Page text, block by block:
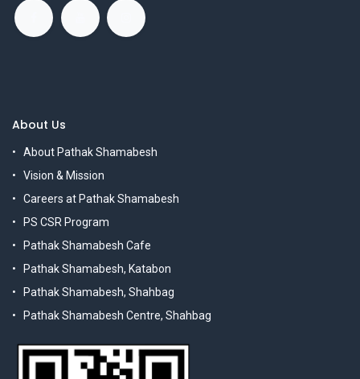
About Us
About Pathak Shamabesh
Vision & Mission
Careers at Pathak Shamabesh
PS CSR Program
Pathak Shamabesh Cafe
Pathak Shamabesh, Katabon
Pathak Shamabesh, Shahbag
Pathak Shamabesh Centre, Shahbag